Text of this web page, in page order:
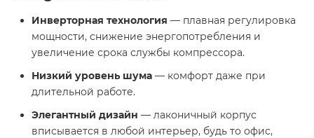
Инверторная технология — плавная регулировка
мощности, снижение энергопотребления и
увеличение срока службы компрессора.
Низкий уровень шума — комфорт даже при
длительной работе.
Элегантный дизайн — лаконичный корпус
вписывается в любой интерьер, будь то офис,